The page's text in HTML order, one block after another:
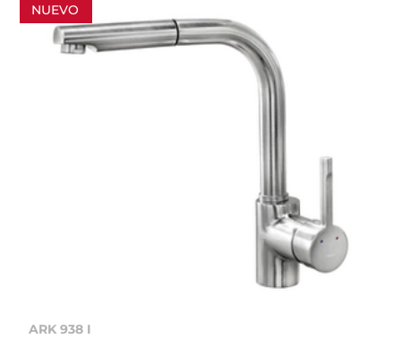
NUEVO
ARK 938 I